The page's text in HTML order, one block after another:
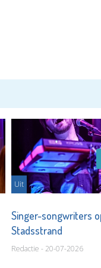
Uit
Singer-songwriters
Stadsstrand
Redactie - 20-07-2026